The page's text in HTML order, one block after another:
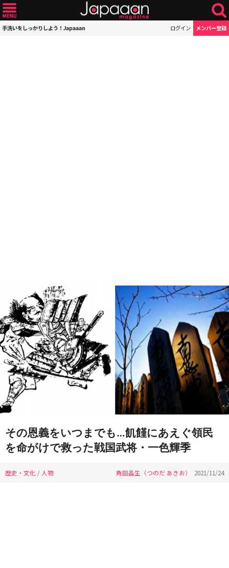
手洗いをしっかりしよう！Japaaan ログイン メンバー登録
その恩義をいつまでも…飢饉にあえぐ領民
を命がけで救った戦国武将・一色輝季
歴史・文化 / 人物 角田晶生（つのだ あきお） 2021/11/24